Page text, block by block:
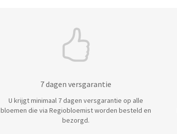
7 dagen versgarantie
U krijgt minimaal 7 dagen versgarantie op alle
bloemen die via Regiobloemist worden besteld en
bezorgd.